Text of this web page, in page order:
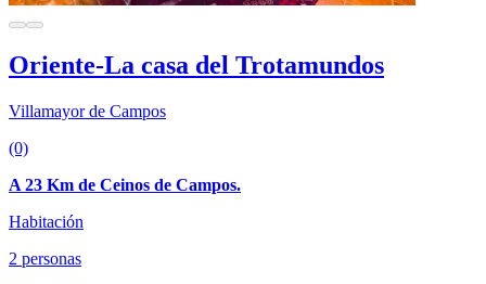
Oriente-La casa del Trotamundos
Villamayor de Campos
(0)
A 23 Km de Ceinos de Campos.
Habitación
2 personas